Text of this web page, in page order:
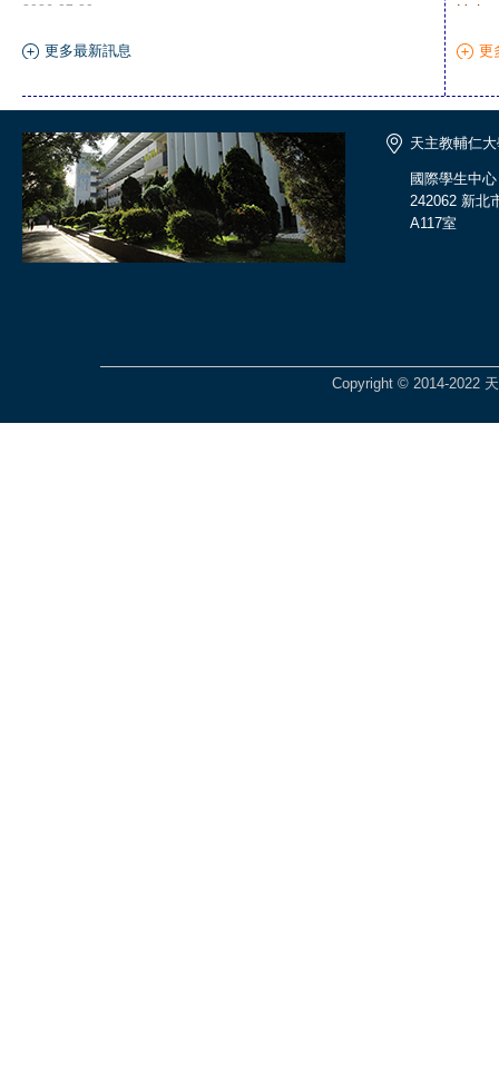
2026-07-20
畫 更多最新訊息 更
天主教輔仁
國際學生中心
242062 新北
A117室
Copyright © 2014-2022